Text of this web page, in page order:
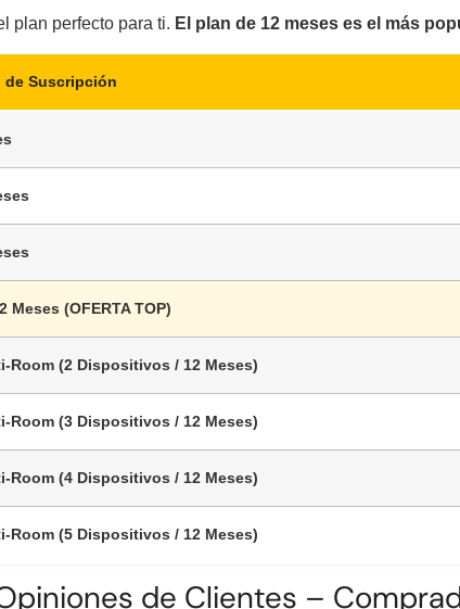
plan perfecto para ti. El plan de 12 meses es el más
de Suscripción
Meses (OFERTA TOP)
Room (2 Dispositivos / 12 Meses)
Room (3 Dispositivos / 12 Meses)
Room (4 Dispositivos / 12 Meses)
Room (5 Dispositivos / 12 Meses)
de Clientes –